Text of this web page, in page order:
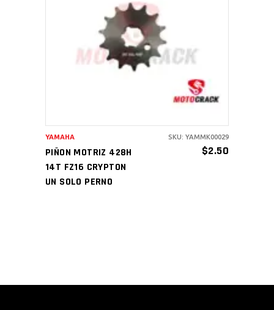
AÑADIR AL CARRITO
PIÑON MOTRIZ 428H
14T FZ16 CRYPTON
UN SOLO PERNO
$2.50
YAMAHA SKU: YAMMK00029